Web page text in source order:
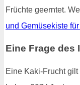
Früchte geerntet.
und Gemüsekiste
Eine Frage des
Eine Kaki-Frucht